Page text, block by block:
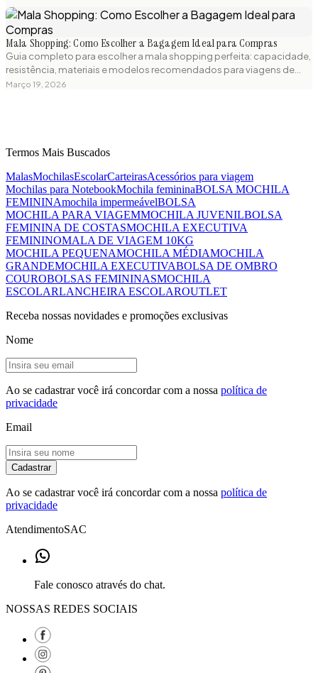
Mala Shopping: Como Escolher a Bagagem Ideal para Compras
Guia completo para escolher a mala shopping perfeita: capacidade,
resistência, materiais e modelos recomendados para viagens de
compras. Dicas práticas e produtos testados para sua próxima
Março 19, 2026
Termos Mais Buscados
MalasMochilasEscolarCarteirasAcessórios para viagem
Mochilas para NotebookMochila femininaBOLSA MOCHILA
FEMININAmochila impermeávelBOLSA
MOCHILA PARA VIAGEMMOCHILA JUVENILBOLSA
FEMININA DE COSTASMOCHILA EXECUTIVA
FEMININOMALA DE VIAGEM 10KG
MOCHILA PEQUENAMOCHILA MÉDIAMOCHILA
GRANDEMOCHILA EXECUTIVABOLSA DE OMBRO
COUROBOLSAS FEMININASMOCHILA
ESCOLARLANCHEIRA ESCOLAROUTLET
Receba nossas novidades e promoções exclusivas
Nome
Ao se cadastrar você irá concordar com a nossa política de
privacidade
Email
Cadastrar
Ao se cadastrar você irá concordar com a nossa política de
privacidade
AtendimentoSAC
Fale conosco através do chat.
NOSSAS REDES SOCIAIS